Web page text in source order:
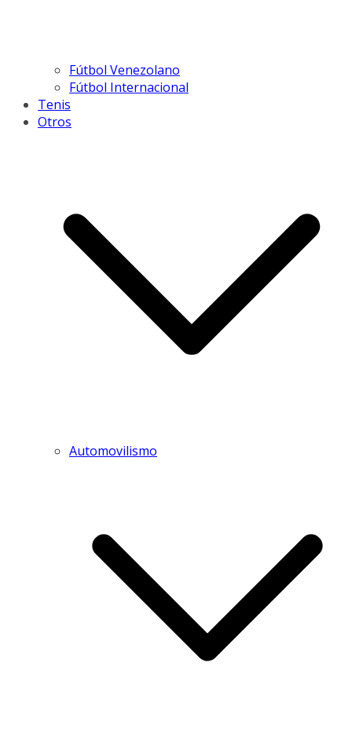
Fútbol Venezolano
Fútbol Internacional
Tenis
Otros
Automovilismo